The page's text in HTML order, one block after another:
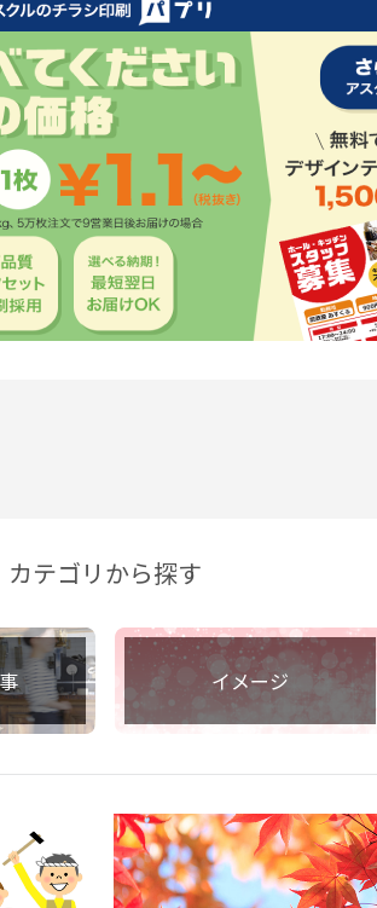
カテゴリから探す
イメージ